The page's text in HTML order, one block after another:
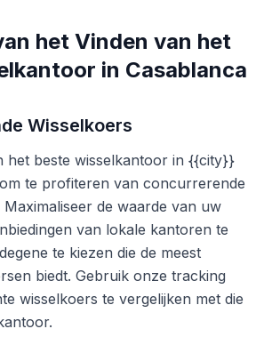
het Vinden van het
in Casablanca
Wisselkoers
het beste wisselkantoor in {{city}}
te profiteren van concurrerende
de waarde van uw
van lokale kantoren te
te kiezen die de meest
biedt. Gebruik onze tracking
wisselkoers te vergelijken met die